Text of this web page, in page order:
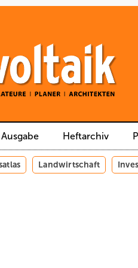
Heftarchiv
Landwirtschaft